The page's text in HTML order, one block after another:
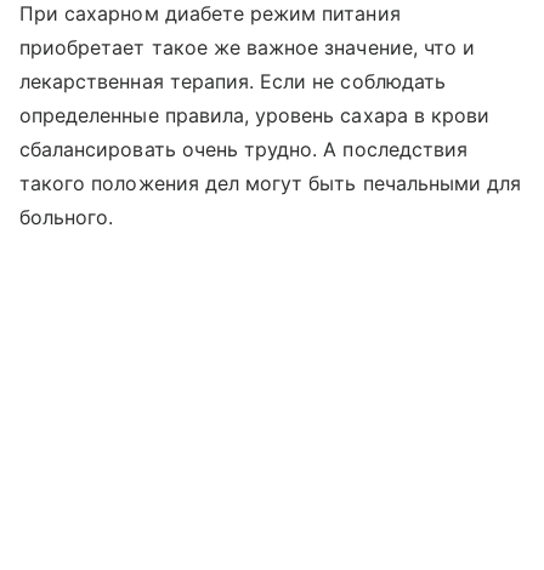
При сахарном диабете режим питания
приобретает такое же важное значение, что и
лекарственная терапия. Если не соблюдать
определенные правила, уровень сахара в крови
сбалансировать очень трудно. А последствия
такого положения дел могут быть печальными для
больного.